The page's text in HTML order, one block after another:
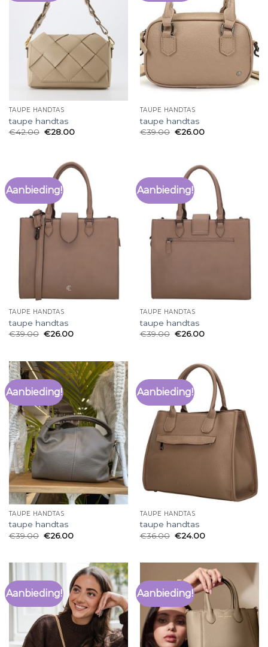
TAUPE HANDTAS
taupe handtas
€42.00 €28.00
TAUPE HANDTAS
taupe handtas
€39.00 €26.00
Aanbieding!
TAUPE HANDTAS
taupe handtas
€39.00 €26.00
Aanbieding!
TAUPE HANDTAS
taupe handtas
€39.00 €26.00
Aanbieding!
TAUPE HANDTAS
taupe handtas
€39.00 €26.00
Aanbieding!
TAUPE HANDTAS
taupe handtas
€36.00 €24.00
Aanbieding! Aanbieding!